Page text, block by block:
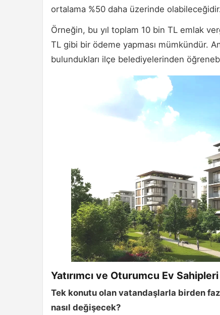
ortalama %50 daha üzerinde
Örneğin, bu yıl toplam 10 bin TL emlak
TL gibi bir ödeme yapması mümkündür.
bulundukları ilçe belediyelerinden
Yatırımcı ve Oturumcu Ev Sahipleri
Tek konutu olan vatandaşlarla birden
nasıl değişecek?